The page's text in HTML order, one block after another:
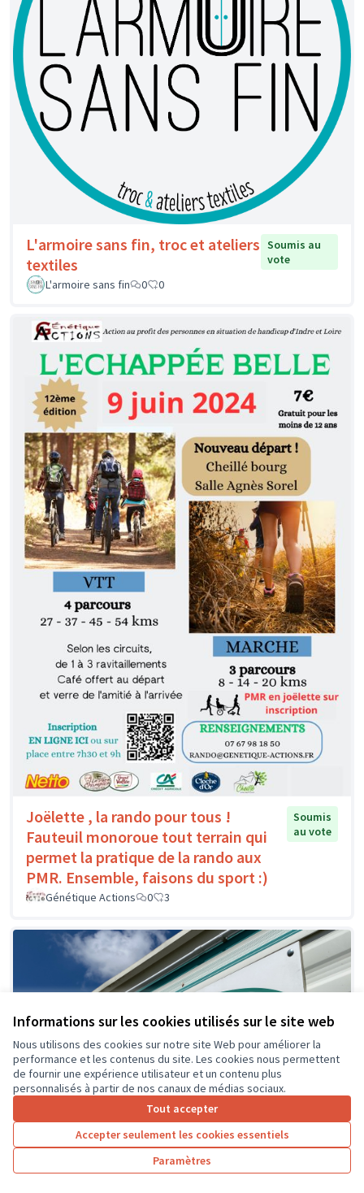
Informations sur les cookies utilisés sur le site web
Nous utilisons des cookies sur notre site Web pour améliorer la
performance et les contenus du site. Les cookies nous permettent
de fournir une expérience utilisateur et un contenu plus
personnalisés à partir de nos canaux de médias sociaux.
Tout accepter
Accepter seulement les cookies essentiels
Paramètres
L'armoire sans fin, troc et ateliers
textiles
Soumis au
vote
L'armoire sans fin
0 0
Joëlette , la rando pour tous !
Fauteuil monoroue tout terrain qui
permet la pratique de la rando aux
PMR. Ensemble, faisons du sport :)
Soumis
au vote
Génétique Actions 0 3